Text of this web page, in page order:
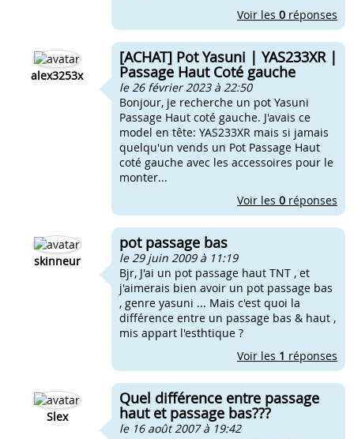
Voir les 0 réponses
alex3253x
[ACHAT] Pot Yasuni | YAS233XR |
Passage Haut Coté gauche
le 26 février 2023 à 22:50
Bonjour, je recherche un pot Yasuni
Passage Haut coté gauche. J'avais ce
model en tête: YAS233XR mais si jamais
quelqu'un vends un Pot Passage Haut
coté gauche avec les accessoires pour le
monter...
Voir les 0 réponses
skinneur
pot passage bas
le 29 juin 2009 à 11:19
Bjr, J'ai un pot passage haut TNT , et
j'aimerais bien avoir un pot passage bas
, genre yasuni ... Mais c'est quoi la
différence entre un passage bas & haut ,
mis appart l'esthtique ?
Voir les 1 réponses
Slex
Quel différence entre passage
haut et passage bas???
le 16 août 2007 à 19:42